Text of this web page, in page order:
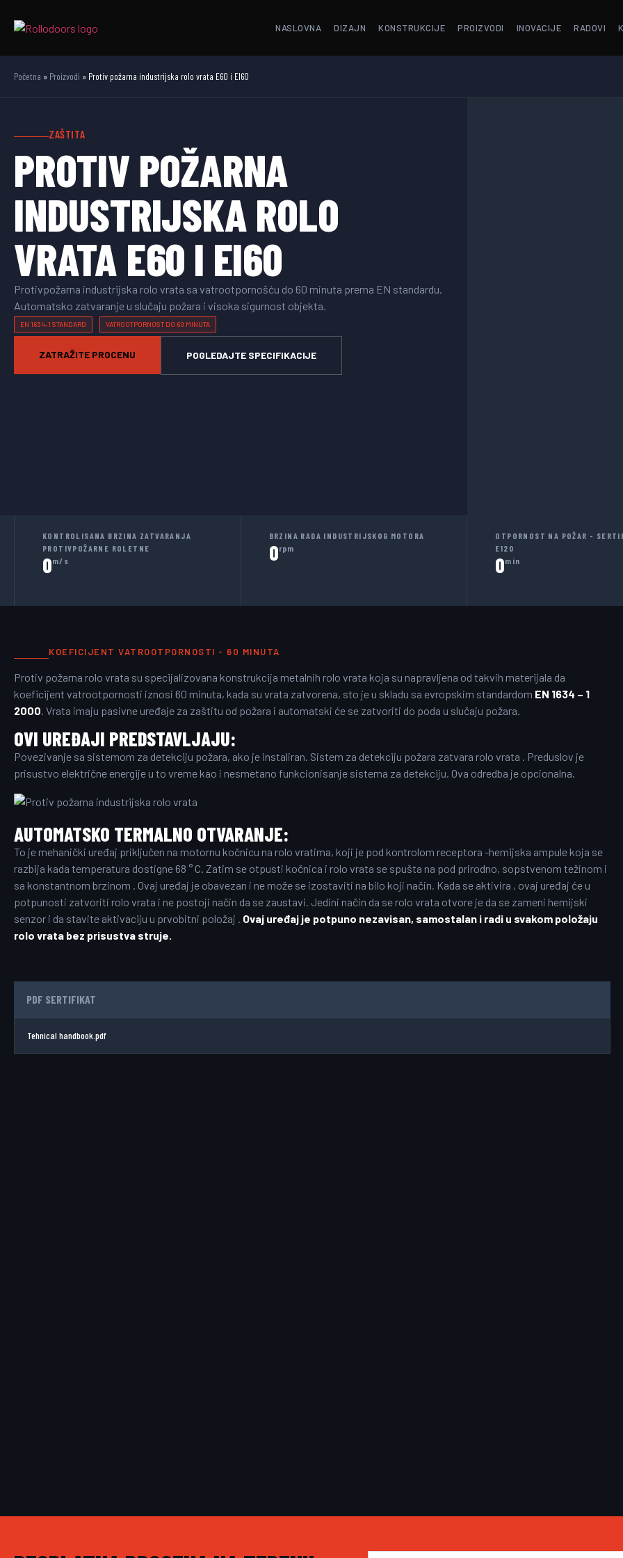
NASLOVNA DIZAJN KONSTRUKCIJE PROIZVODI INOVACIJE RADOVI
Početna » Proizvodi » Protiv požarna industrijska rolo vrata E60 i EI60
ZAŠTITA
PROTIV POŽARNA
INDUSTRIJSKA ROLO
VRATA E60 I EI60
Protivpožarna industrijska rolo vrata sa vatrootpornošću do 60 minuta prema EN standardu.
Automatsko zatvaranje u slučaju požara i visoka sigurnost objekta.
EN 1634-1 STANDARD VATROOTPORNOST DO 60 MINUTA
ZATRAŽITE PROCENU POGLEDAJTE SPECIFIKACIJE
KONTROLISANA BRZINA ZATVARANJA
PROTIVPOŽARNE ROLETNE
0m/s
BRZINA RADA INDUSTRIJSKOG MOTORA
0rpm
OTPORNOST NA POŽAR -
E120
0min
KOEFICIJENT VATROOTPORNOSTI - 60 MINUTA
Protiv požarna rolo vrata su specijalizovana konstrukcija metalnih rolo vrata koja su napravljena od takvih materijala da
koeficijent vatrootpornosti iznosi 60 minuta, kada su vrata zatvorena, sto je u skladu sa evropskim standardom EN 1634 – 1
2000. Vrata imaju pasivne uređaje za zaštitu od požara i automatski će se zatvoriti do poda u slučaju požara.
OVI UREĐAJI PREDSTAVLJAJU:
Povezivanje sa sistemom za detekciju požara, ako je instaliran. Sistem za detekciju požara zatvara rolo vrata . Preduslov je
prisustvo električne energije u to vreme kao i nesmetano funkcionisanje sistema za detekciju. Ova odredba je opcionalna.
AUTOMATSKO TERMALNO OTVARANJE:
To je mehanički uređaj priključen na motornu kočnicu na rolo vratima, koji je pod kontrolom receptora -hemijska ampule koja se
razbija kada temperatura dostigne 68 ° C. Zatim se otpusti kočnica i rolo vrata se spušta na pod prirodno, sopstvenom težinom i
sa konstantnom brzinom . Ovaj uređaj je obavezan i ne može se izostaviti na bilo koji način. Kada se aktivira , ovaj uređaj će u
potpunosti zatvoriti rolo vrata i ne postoji način da se zaustavi. Jedini način da se rolo vrata otvore je da se zameni hemijski
senzor i da stavite aktivaciju u prvobitni položaj . Ovaj uređaj je potpuno nezavisan, samostalan i radi u svakom položaju
rolo vrata bez prisustva struje.
PDF SERTIFIKAT
Tehnical handbook.pdf